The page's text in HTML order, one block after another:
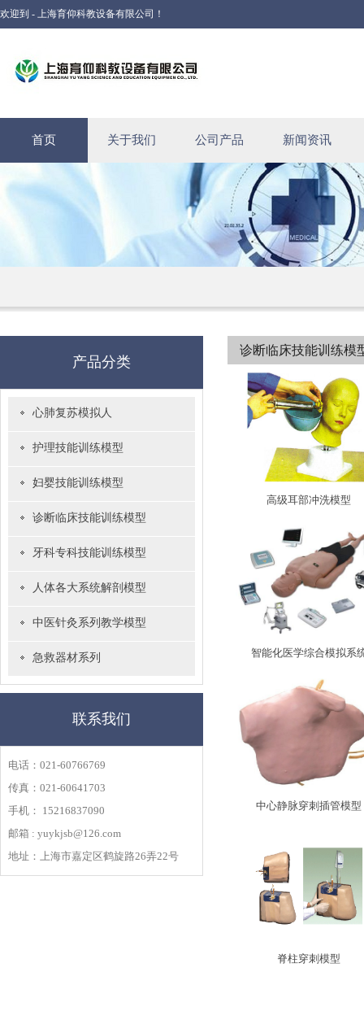
欢迎到 - 上海育仰科教设备有限公司！
首页 关于我们 公司产品 新闻资讯
产品分类
心肺复苏模拟人
护理技能训练模型
妇婴技能训练模型
诊断临床技能训练模型
牙科专科技能训练模型
人体各大系统解剖模型
中医针灸系列教学模型
急救器材系列
联系我们
电话：021-60766769
传真：021-60641703
手机： 15216837090
邮箱 : yuykjsb@126.com
地址：上海市嘉定区鹤旋路26弄22号
诊断临床技能训练模
高级耳部冲洗模型
智能化医学综合模拟系
中心静脉穿刺插管模型
脊柱穿刺模型